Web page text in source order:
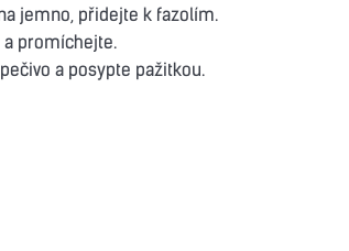
jemno, přidejte k fazolím.
promíchejte.
a posypte pažitkou.